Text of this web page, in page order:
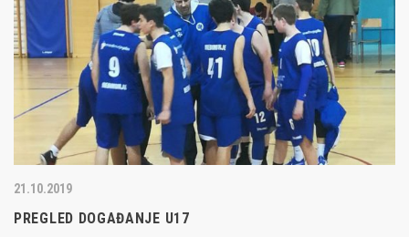
21.10.2019
PREGLED DOGAĐANJE U17